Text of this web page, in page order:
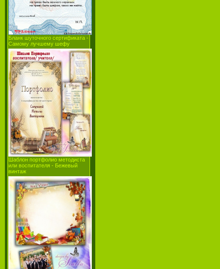
Бланк шуточного сертификата -
Самому лучшему шефу
Шаблон портфолио методиста
или воспитателя - Бежевый
винтаж